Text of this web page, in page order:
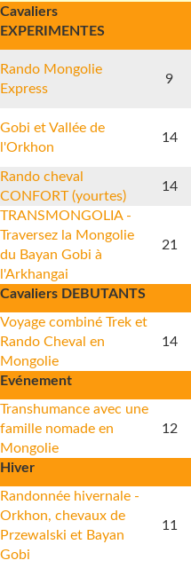
Cavaliers
EXPERIMENTES
Rando Mongolie
Express
9
Gobi et Vallée de
l'Orkhon
14
Rando cheval
CONFORT (yourtes)
14
TRANSMONGOLIA -
Traversez la Mongolie
du Bayan Gobi à
l'Arkhangai
21
Cavaliers DEBUTANTS
Voyage combiné Trek et
Rando Cheval en
Mongolie
14
Evénement
Transhumance avec une
famille nomade en
Mongolie
12
Hiver
Randonnée hivernale -
Orkhon, chevaux de
Przewalski et Bayan
Gobi
11